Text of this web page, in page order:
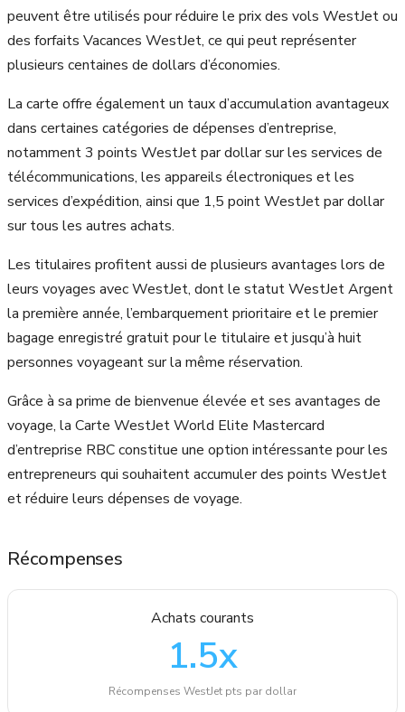
peuvent être utilisés pour réduire le prix des vols WestJet ou
des forfaits Vacances WestJet, ce qui peut représenter
plusieurs centaines de dollars d’économies.
La carte offre également un taux d’accumulation avantageux
dans certaines catégories de dépenses d’entreprise,
notamment 3 points WestJet par dollar sur les services de
télécommunications, les appareils électroniques et les
services d’expédition, ainsi que 1,5 point WestJet par dollar
sur tous les autres achats.
Les titulaires profitent aussi de plusieurs avantages lors de
leurs voyages avec WestJet, dont le statut WestJet Argent
la première année, l’embarquement prioritaire et le premier
bagage enregistré gratuit pour le titulaire et jusqu’à huit
personnes voyageant sur la même réservation.
Grâce à sa prime de bienvenue élevée et ses avantages de
voyage, la Carte WestJet World Elite Mastercard
d’entreprise RBC constitue une option intéressante pour les
entrepreneurs qui souhaitent accumuler des points WestJet
et réduire leurs dépenses de voyage.
Récompenses
Achats courants
1.5x
Récompenses WestJet pts par dollar